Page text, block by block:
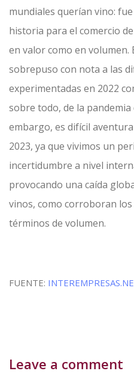
mundiales querían vino:
historia para el comercio
en valor como en volumen.
sobrepuso con nota a las
experimentadas en 2022
sobre todo, de la pandemia
embargo, es difícil
2023, ya que vivimos un
incertidumbre a nivel
provocando una caída
vinos, como corroboran los
términos de volumen.
FUENTE:
Leave a comment